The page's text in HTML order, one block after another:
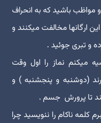
مواظب باشید که به انحراف
ارگانها مخالفت میکنند و
تبری جوئید .
میکنم نماز را اول وقت
روزه بگیرند (دوشنبه و پنجشنبه ) و
تا پرورش جسم .
ناکام را ننویسید چرا